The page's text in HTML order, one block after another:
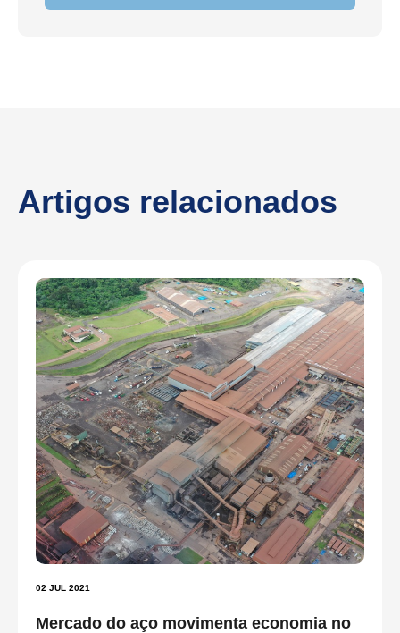
Artigos relacionados
02 JUL 2021
Mercado do aço movimenta economia no